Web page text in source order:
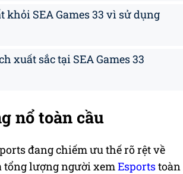
SEA Games 33 vì sử dụng
xuất sắc tại SEA Games 33
nổ toàn cầu
đang chiếm ưu thế rõ rệt về
tổng lượng người xemEsportstoàn